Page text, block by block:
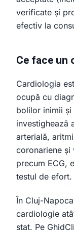
verificate și
efectiv la
Ce face un
Cardiologia
ocupă cu
bolilor inimii și
investighează
arterială,
coronariene și
precum ECG,
testul de efort.
În Cluj-
cardiologie
stat. Pe